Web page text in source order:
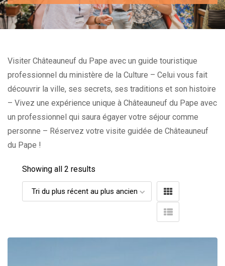
Visiter Châteauneuf du Pape avec un guide touristique
professionnel du ministère de la Culture – Celui vous fait
découvrir la ville, ses secrets, ses traditions et son histoire
– Vivez une expérience unique à Châteauneuf du Pape avec
un professionnel qui saura égayer votre séjour comme
personne – Réservez votre visite guidée de Châteauneuf
du Pape !
Showing all 2 results